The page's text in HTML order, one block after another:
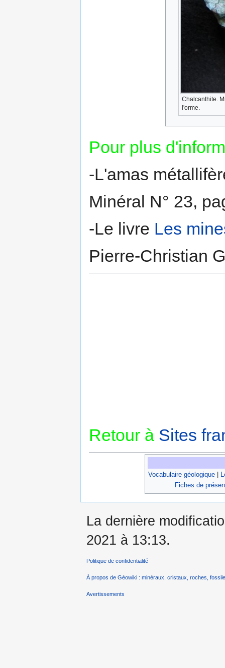
Chalcanthite.
l'orme.
Pour plus
-L'amas
Minéral N° 23,
-Le livre Les
Pierre-Christian
Retour à Sites
Vocabulaire géologique|
Fiches de
La dernière
2021 à 13:13.
Politique de confidentialité
À propos de Géowiki : minéraux, cristaux, roches,
Avertissements